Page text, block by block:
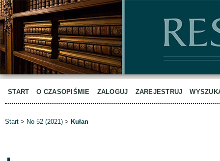
START O CZASOPIŚMIE ZALOGUJ ZAREJESTRUJ
Start > No 52 (2021) > Kułan